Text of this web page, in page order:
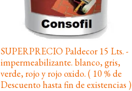
SUPERPRECIO Paldecor 15 Lts. -
impermeabilizante. blanco, gris,
verde, rojo y rojo oxido. ( 10 % de
Descuento hasta fin de existencias )